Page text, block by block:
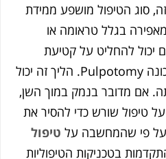
מושפע ממידת
טראומה או
על קטיעת
הרקמה הפגועה בהליך המכונה Pulpotomy. הליך זה יכול
בנמק במוך השן,
שורש כדי להסיר את
עלטיפול
הטיפוליות